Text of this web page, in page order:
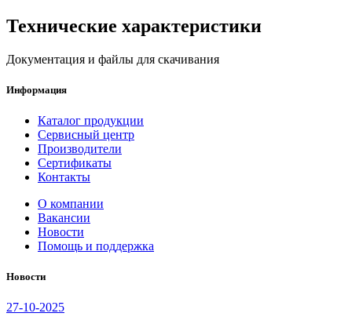
Технические характеристики
Документация и файлы для скачивания
Информация
Каталог продукции
Сервисный центр
Производители
Сертификаты
Контакты
О компании
Вакансии
Новости
Помощь и поддержка
Новости
27-10-2025